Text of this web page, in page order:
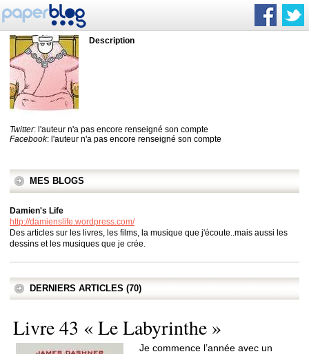
Description
Twitter: l'auteur n'a pas encore renseigné son compte
Facebook: l'auteur n'a pas encore renseigné son compte
MES BLOGS
Damien's Life
http://damienslife.wordpress.com/
Des articles sur les livres, les films, la musique que j'écoute..mais aussi les
dessins et les musiques que je crée.
DERNIERS ARTICLES (70)
Livre 43 « Le Labyrinthe »
Je commence l’année avec un